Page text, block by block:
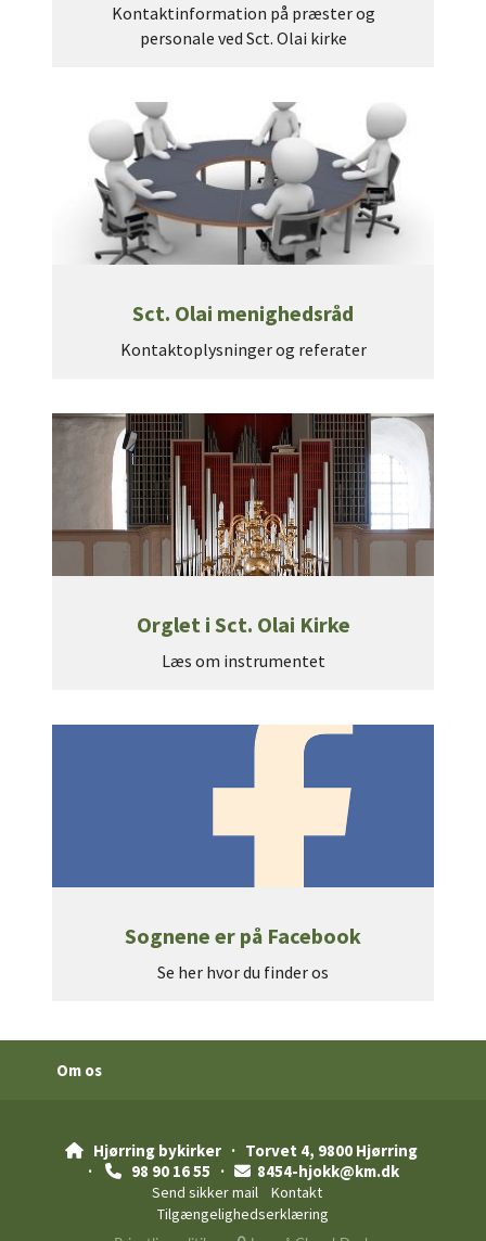
Kontaktinformation på præster og
personale ved Sct. Olai kirke
Sct. Olai menighedsråd
Kontaktoplysninger og referater
Orglet i Sct. Olai Kirke
Læs om instrumentet
Sognene er på Facebook
Se her hvor du finder os
Om os
 Hjørring bykirker · Torvet 4, 9800 Hjørring
·
98 90 16 55 · 8454-hjokk@km.dk
Send sikker mail
Kontakt
Tilgængelighedserklæring